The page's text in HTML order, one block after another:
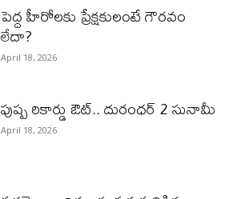
పెద్ద హీరోల‌కు ప్రేక్ష‌కులంటే గౌర‌వం
లేదా?
April 18, 2026
పుష్ప రికార్డు ఔట్‌.. దురంధ‌ర్ 2 సునామీ
April 18, 2026